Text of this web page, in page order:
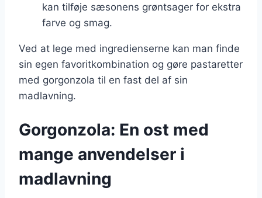
kan tilføje sæsonens grøntsager for ekstra
farve og smag.
Ved at lege med ingredienserne kan man finde
sin egen favoritkombination og gøre pastaretter
med gorgonzola til en fast del af sin
madlavning.
Gorgonzola: En ost med
mange anvendelser i
madlavning